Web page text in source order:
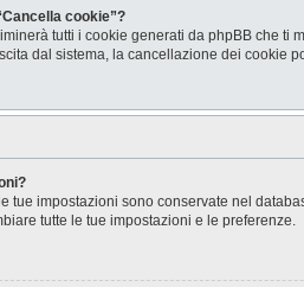
cookie”?
tutti i cookie generati da phpBB che
dal sistema, la cancellazione dei cookie
tue impostazioni sono conservate nel
tutte le tue impostazioni e le preferenze.